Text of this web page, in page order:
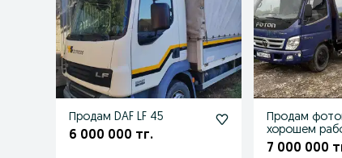
Продам DAF LF 45
6 000 000 тг.
Продам
хорошем
состоянии
7 000 000